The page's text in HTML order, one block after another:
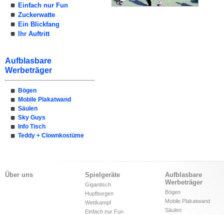
Einfach nur Fun
Zuckerwatte
Ein Blickfang
Ihr Auftritt
Aufblasbare
Werbeträger
Bögen
Mobile Plakatwand
Säulen
Sky Guys
Info Tisch
Teddy + Clownkostüme
Über uns Spielgeräte
Gigantisch
Hupfburgen
Wettkampf
Einfach nur Fun
Aufblasbare
Werbeträger
Bögen
Mobile Plakatwand
Säulen